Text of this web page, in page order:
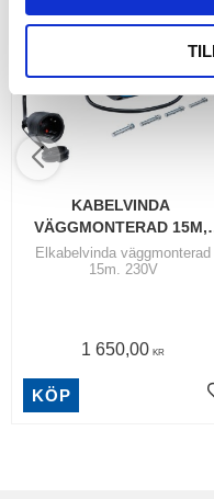
KABELVINDA
VÄGGMONTERAD 15M,
230V
Elkabelvinda väggmonterad
15m. 230V
1 650,00 KR
KÖP